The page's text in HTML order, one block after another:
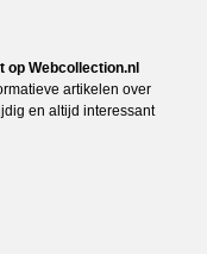
op Webcollection.nl
artikelen over
en altijd interessant